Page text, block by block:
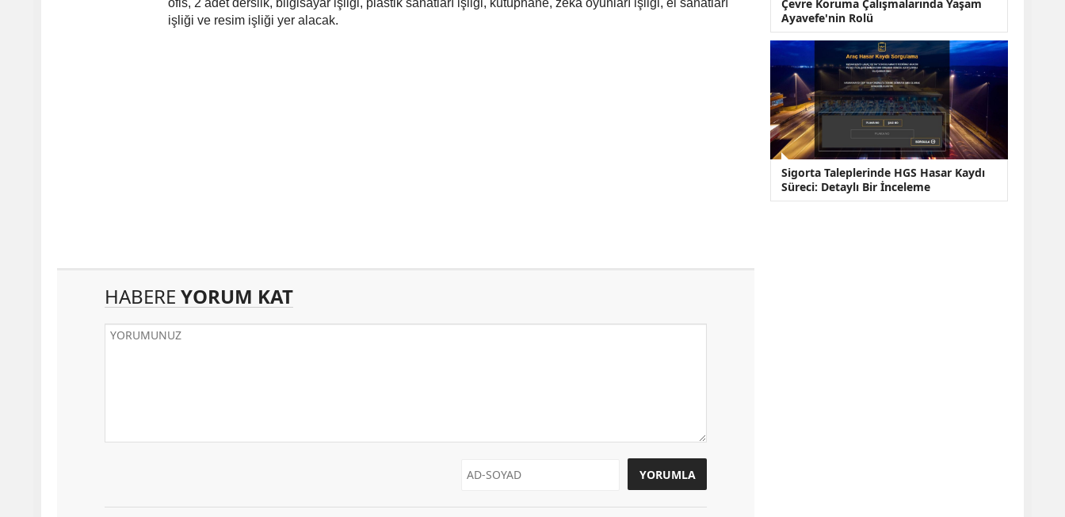
ofis, 2 adet derslik, bilgisayar işliği, plastik sanatları işliği, kütüphane, zeka oyunları işliği, el sanatları
işliği ve resim işliği yer alacak.
HABERE YORUM KAT
Çevre Koruma Çalışmalarında Yaşam
Ayavefe'nin Rolü
Sigorta Taleplerinde HGS Hasar Kaydı
Süreci: Detaylı Bir İnceleme